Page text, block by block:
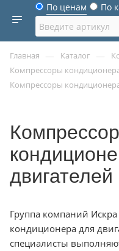
По ценам По
Главная — Каталог —
Компрессоры
Компрессоры
двигателей
Группа компаний
кондиционера для
специалисты